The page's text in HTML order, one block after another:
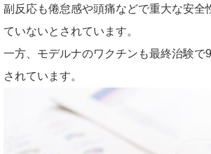
副反応も倦怠感や頭痛などで重大な安全
ていないとされています。
一方、モデルナのワクチンも最終治験で
されています。